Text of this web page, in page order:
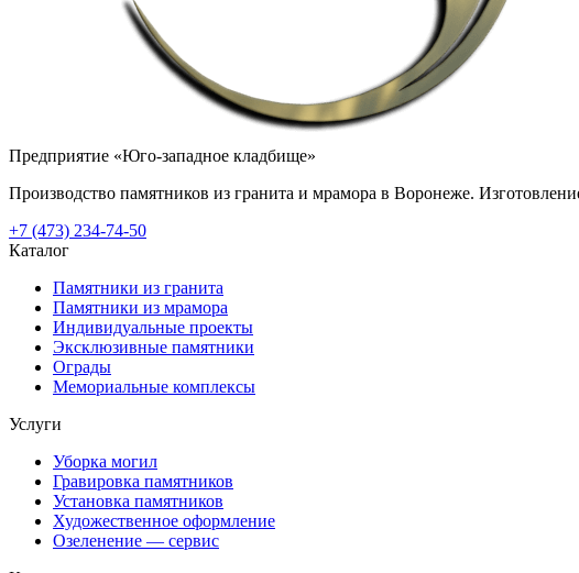
Предприятие «Юго-западное кладбище»
Производство памятников из гранита и мрамора в Воронеже.
+7 (473) 234-74-50
Каталог
Памятники из гранита
Памятники из мрамора
Индивидуальные проекты
Эксклюзивные памятники
Ограды
Мемориальные комплексы
Услуги
Уборка могил
Гравировка памятников
Установка памятников
Художественное оформление
Озеленение — сервис